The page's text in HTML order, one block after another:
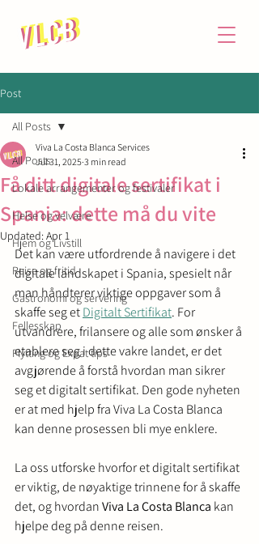
Post
All Posts
Lokale arrangementer og festivaler
Helse og velvære
Hjem og Livstill
Reise og fritid
Gastronomi og servering
Fellesskap
Flytting og Expat tips
All Posts
Få ditt digitale sertifikat i
Spania: dette må du vite
Viva La Costa Blanca Services
Jul 31, 2025 3 min read
Updated:Apr 1
Det kan være utfordrende å navigere i det
digitale landskapet i Spania, spesielt når
man håndterer viktige oppgaver som å
skaffe seg et Digitalt Sertifikat. For
utvandrere, frilansere og alle som ønsker å
etablere seg i dette vakre landet, er det
avgjørende å forstå hvordan man sikrer
seg et digitalt sertifikat. Den gode nyheten
er at med hjelp fra Viva La Costa Blanca
kan denne prosessen bli mye enklere.
La oss utforske hvorfor et digitalt sertifikat
er viktig, de nøyaktige trinnene for å skaffe
det, og hvordan Viva La Costa Blanca kan
hjelpe deg på denne reisen.